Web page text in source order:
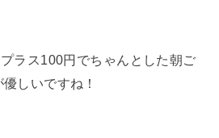
ラス100円でちゃんとした朝ご
しいですね！